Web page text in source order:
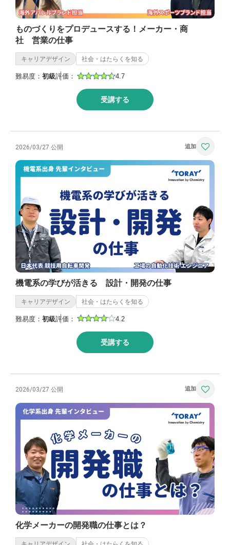
ものづくりをプロデュースする！メーカー・商
社 営業の仕事
キャリアデザイン 社会・はたらくを知る
難易度： 初級評価： 4.7
受講する
2026/03/27 公開
機電系の学びが活きる 設計・開発の仕事
キャリアデザイン 社会・はたらくを知る
難易度： 初級評価： 4.2
受講する
2026/03/27 公開
化学メーカーの開発職の仕事とは？